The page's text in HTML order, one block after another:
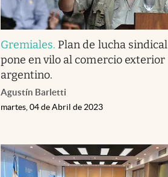
Gremiales. Plan de lucha sindical
pone en vilo al comercio exterior
argentino.
Agustín Barletti
martes, 04 de Abril de 2023